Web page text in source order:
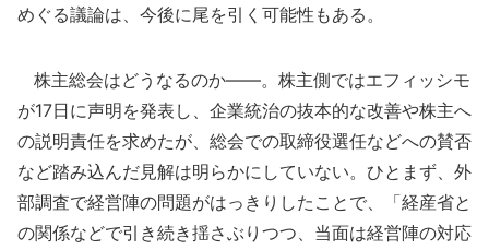
めぐる議論は、今後に尾を引く可能性もある。
株主総会はどうなるのか――。株主側ではエフィッシモ
が17日に声明を発表し、企業統治の抜本的な改善や株主へ
の説明責任を求めたが、総会での取締役選任などへの賛否
など踏み込んだ見解は明らかにしていない。ひとまず、外
部調査で経営陣の問題がはっきりしたことで、「経産省と
の関係などで引き続き揺さぶりつつ、当面は経営陣の対応